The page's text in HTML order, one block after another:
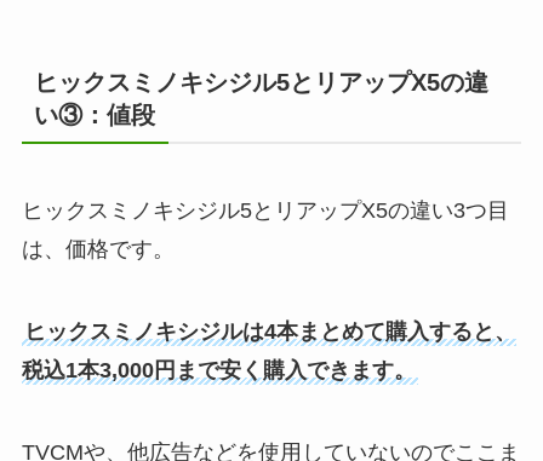
ヒックスミノキシジル5とリアップX5の違
い③：値段
ヒックスミノキシジル5とリアップX5の違い3つ目
は、価格です。
ヒックスミノキシジルは4本まとめて購入すると、
税込1本3,000円まで安く購入できます。
TVCMや、他広告などを使用していないのでここま